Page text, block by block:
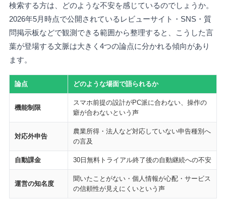
検索する方は、どのような不安を感じているのでしょうか。
2026年5月時点で公開されているレビューサイト・SNS・質
問掲示板などで観測できる範囲から整理すると、こうした言
葉が登場する文脈は大きく4つの論点に分かれる傾向があり
ます。
論点 どのような場面で語られるか
機能制限
スマホ前提の設計がPC派に合わない、操作の
癖が合わないという声
対応外申告
農業所得・法人など対応していない申告種別へ
の言及
自動課金 30日無料トライアル終了後の自動継続への不安
運営の知名度
聞いたことがない・個人情報が心配・サービス
の信頼性が見えにくいという声